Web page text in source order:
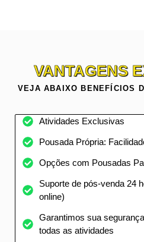
VANTAGENS
VEJA ABAIXO BENEFÍCIOS
Atividades Exclusivas
Pousada Própria:
Opções com Pousadas
Suporte de pós-venda 24
online)
Garantimos sua
todas as atividades